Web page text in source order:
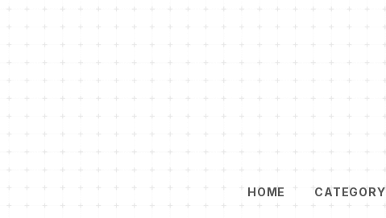
HOME CATEGORY